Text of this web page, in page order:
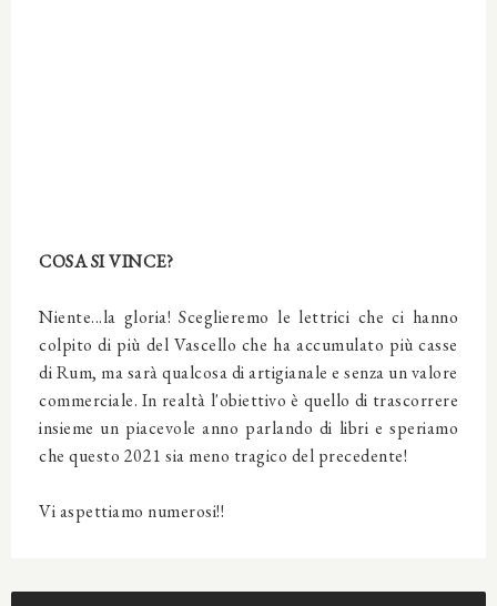
COSA SI VINCE?
Niente...la gloria! Sceglieremo le lettrici che ci hanno
colpito di più del Vascello che ha accumulato più casse
di Rum, ma sarà qualcosa di artigianale e senza un valore
commerciale. In realtà l'obiettivo è quello di trascorrere
insieme un piacevole anno parlando di libri e speriamo
che questo 2021 sia meno tragico del precedente!
Vi aspettiamo numerosi!!